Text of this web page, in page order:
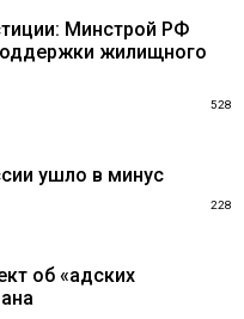
Минстрой РФ
жилищного
528
ушло в минус
228
об «адских